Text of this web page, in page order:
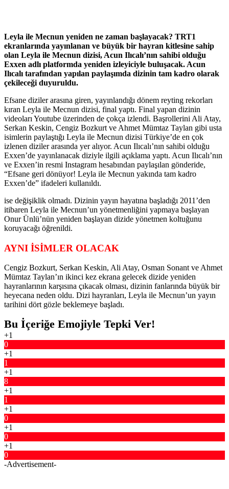
Leyla ile Mecnun yeniden ne zaman başlayacak? TRT1
ekranlarında yayınlanan ve büyük bir hayran kitlesine sahip
olan Leyla ile Mecnun dizisi, Acun Ilıcalı’nın sahibi olduğu
Exxen adlı platformda yeniden izleyiciyle buluşacak. Acun
Ilıcalı tarafından yapılan paylaşımda dizinin tam kadro olarak
çekileceği duyuruldu.
Efsane diziler arasına giren, yayınlandığı dönem reyting rekorları
kıran Leyla ile Mecnun dizisi, final yaptı. Final yapan dizinin
videoları Youtube üzerinden de çokça izlendi. Başrollerini Ali Atay,
Serkan Keskin, Cengiz Bozkurt ve Ahmet Mümtaz Taylan gibi usta
isimlerin paylaştığı Leyla ile Mecnun dizisi Türkiye’de en çok
izlenen diziler arasında yer alıyor. Acun Ilıcalı’nın sahibi olduğu
Exxen’de yayınlanacak diziyle ilgili açıklama yaptı. Acun Ilıcalı’nın
ve Exxen’in resmi Instagram hesabından paylaşılan gönderide,
“Efsane geri dönüyor! Leyla ile Mecnun yakında tam kadro
Exxen’de” ifadeleri kullanıldı.
ise değişiklik olmadı. Dizinin yayın hayatına başladığı 2011’den
itibaren Leyla ile Mecnun’un yönetmenliğini yapmaya başlayan
Onur Ünlü’nün yeniden başlayan dizide yönetmen koltuğunu
koruyacağı öğrenildi.
AYNI İSİMLER OLACAK
Cengiz Bozkurt, Serkan Keskin, Ali Atay, Osman Sonant ve Ahmet
Mümtaz Taylan’ın ikinci kez ekrana gelecek dizide yeniden
hayranlarının karşısına çıkacak olması, dizinin fanlarında büyük bir
heyecana neden oldu. Dizi hayranları, Leyla ile Mecnun’un yayın
tarihini dört gözle beklemeye başladı.
Bu İçeriğe Emojiyle Tepki Ver!
+1
0
+1
1
+1
8
+1
1
+1
0
+1
0
+1
0
-Advertisement-